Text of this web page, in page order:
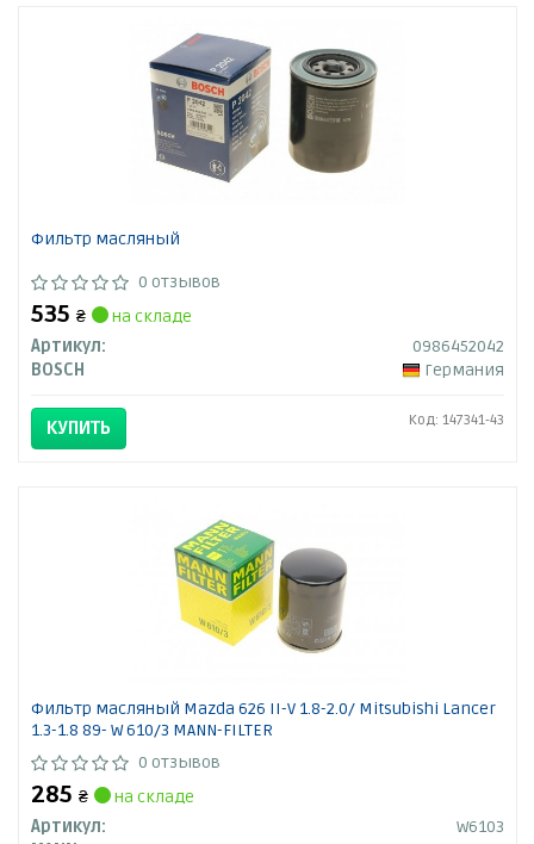
Фильтр масляный
0 отзывов
535 ₴
на складе
Артикул:
0986452042
BOSCH
Германия
КУПИТЬ Код: 147341-43
Фильтр масляный Mazda 626 II-V 1.8-2.0/ Mitsubishi Lancer
1.3-1.8 89- W 610/3 MANN-FILTER
0 отзывов
285 ₴
на складе
Артикул:
W6103